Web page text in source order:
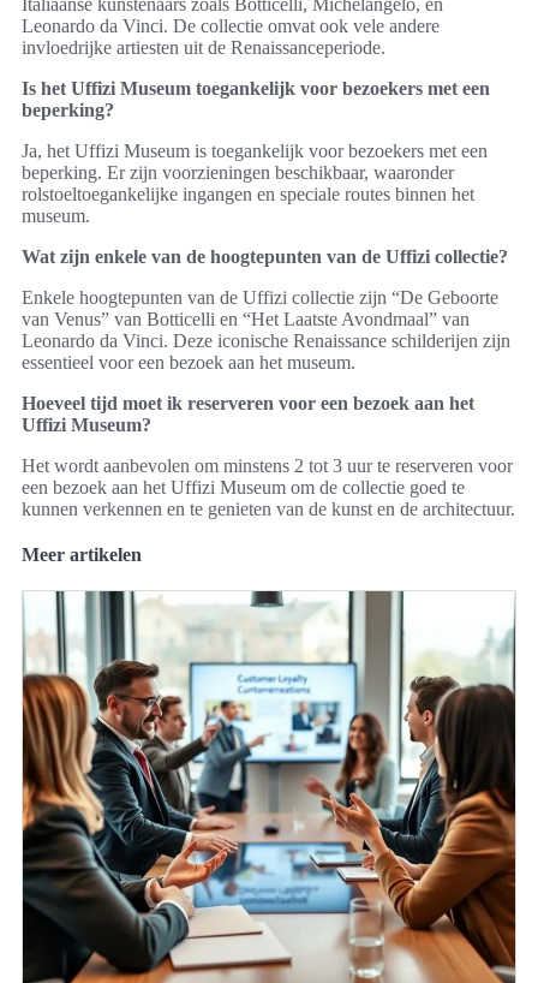
Italiaanse kunstenaars zoals Botticelli, Michelangelo, en
Leonardo da Vinci. De collectie omvat ook vele andere
invloedrijke artiesten uit de Renaissanceperiode.
Is het Uffizi Museum toegankelijk voor bezoekers met een
beperking?
Ja, het Uffizi Museum is toegankelijk voor bezoekers met een
beperking. Er zijn voorzieningen beschikbaar, waaronder
rolstoeltoegankelijke ingangen en speciale routes binnen het
museum.
Wat zijn enkele van de hoogtepunten van de Uffizi collectie?
Enkele hoogtepunten van de Uffizi collectie zijn “De Geboorte
van Venus” van Botticelli en “Het Laatste Avondmaal” van
Leonardo da Vinci. Deze iconische Renaissance schilderijen zijn
essentieel voor een bezoek aan het museum.
Hoeveel tijd moet ik reserveren voor een bezoek aan het
Uffizi Museum?
Het wordt aanbevolen om minstens 2 tot 3 uur te reserveren voor
een bezoek aan het Uffizi Museum om de collectie goed te
kunnen verkennen en te genieten van de kunst en de architectuur.
Meer artikelen